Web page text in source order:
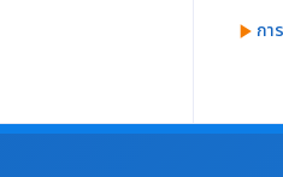
จของหน่วยงาน ปี พ.ศ.
play_arrow กา